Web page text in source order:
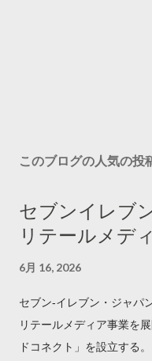
このブログの人気の投
セブンイレブ
リテールメデ
6月 16, 2026
セブン‐イレブン・ジャパ
リテールメディア事業を
ドコネクト」を設立する。